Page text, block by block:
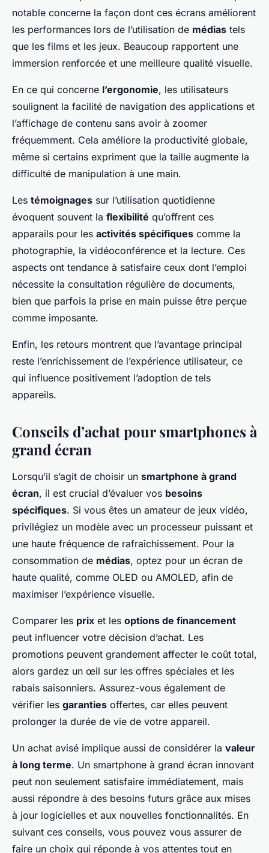
notable concerne la façon dont ces écrans améliorent
les performances lors de l’utilisation de médias tels
que les films et les jeux. Beaucoup rapportent une
immersion renforcée et une meilleure qualité visuelle.
En ce qui concerne l’ergonomie, les utilisateurs
soulignent la facilité de navigation des applications et
l’affichage de contenu sans avoir à zoomer
fréquemment. Cela améliore la productivité globale,
même si certains expriment que la taille augmente la
difficulté de manipulation à une main.
Les témoignages sur l’utilisation quotidienne
évoquent souvent la flexibilité qu’offrent ces
apparails pour les activités spécifiques comme la
photographie, la vidéoconférence et la lecture. Ces
aspects ont tendance à satisfaire ceux dont l’emploi
nécessite la consultation régulière de documents,
bien que parfois la prise en main puisse être perçue
comme imposante.
Enfin, les retours montrent que l’avantage principal
reste l’enrichissement de l’expérience utilisateur, ce
qui influence positivement l’adoption de tels
appareils.
Conseils d’achat pour smartphones à
grand écran
Lorsqu’il s’agit de choisir un smartphone à grand
écran, il est crucial d’évaluer vos besoins
spécifiques. Si vous êtes un amateur de jeux vidéo,
privilégiez un modèle avec un processeur puissant et
une haute fréquence de rafraîchissement. Pour la
consommation de médias, optez pour un écran de
haute qualité, comme OLED ou AMOLED, afin de
maximiser l’expérience visuelle.
Comparer les prix et les options de financement
peut influencer votre décision d’achat. Les
promotions peuvent grandement affecter le coût total,
alors gardez un œil sur les offres spéciales et les
rabais saisonniers. Assurez-vous également de
vérifier les garanties offertes, car elles peuvent
prolonger la durée de vie de votre appareil.
Un achat avisé implique aussi de considérer la valeur
à long terme. Un smartphone à grand écran innovant
peut non seulement satisfaire immédiatement, mais
aussi répondre à des besoins futurs grâce aux mises
à jour logicielles et aux nouvelles fonctionnalités. En
suivant ces conseils, vous pouvez vous assurer de
faire un choix qui réponde à vos attentes tout en